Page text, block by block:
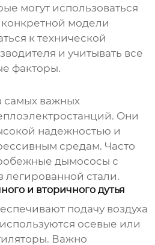
могут использоваться
модели
к технической
и учитывать все
факторы.
самых важных
. Они
надежностью и
средам. Часто
дымососы с
стали.
и вторичного дутья
подачу воздуха
используются осевые или
Важно